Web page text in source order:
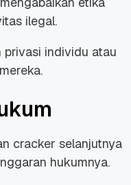
ilegal.
privasi individu atau
cracker selanjutnya
hukumnya.